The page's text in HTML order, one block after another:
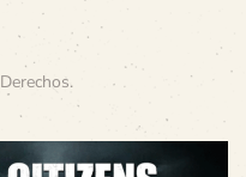
Derechos.